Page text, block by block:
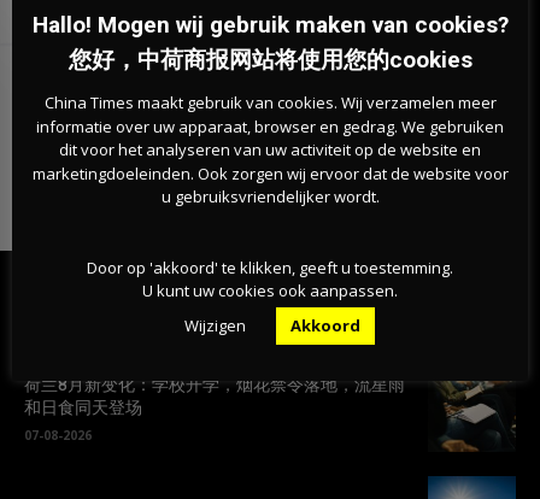
荷兰8月新变化：学校开学，烟花禁令落地，流星雨
和日食同天登场
07-08-2026
Hallo! Mogen wij gebruik maken van cookies?
您好，中荷商报网站将使用您的cookies
China Times maakt gebruik van cookies. Wij verzamelen meer
informatie over uw apparaat, browser en gedrag. We gebruiken
dit voor het analyseren van uw activiteit op de website en
marketingdoeleinden. Ook zorgen wij ervoor dat de website voor
u gebruiksvriendelijker wordt.
Door op 'akkoord' te klikken, geeft u toestemming.
U kunt uw cookies ook aanpassen.
Wijzigen
Akkoord